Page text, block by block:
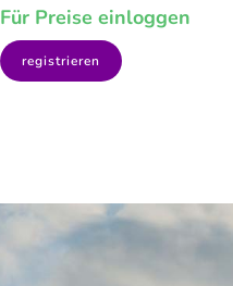
Für Preise einloggen
registrieren